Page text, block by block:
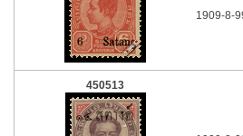
1909-8-
450513